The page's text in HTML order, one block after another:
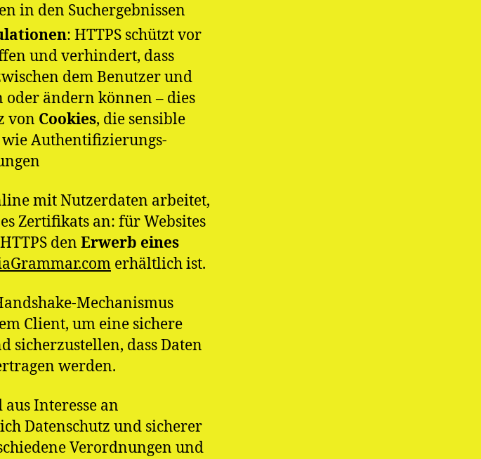
in den Suchergebnissen
: HTTPS schützt vor
und verhindert, dass
dem Benutzer und
ändern können​ – dies
von Cookies, die sensible
Authentifizierungs-
mit Nutzerdaten arbeitet,
Zertifikats an: für Websites
den Erwerb eines
erhältlich ist.
Mechanismus
Client, um eine sichere
sicherzustellen, dass Daten
werden.
Interesse an
Datenschutz und sicherer
Verordnungen und